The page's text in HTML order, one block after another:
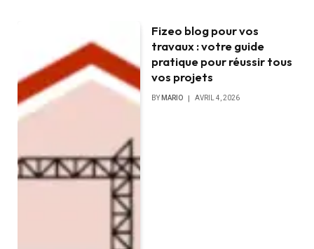
Fizeo blog pour vos
travaux : votre guide
pratique pour réussir tous
vos projets
BY MARIO AVRIL 4, 2026